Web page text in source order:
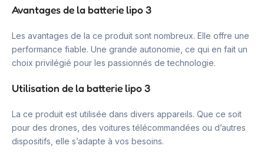
Avantages de la batterie lipo 3
Les avantages de la ce produit sont nombreux. Elle offre une
performance fiable. Une grande autonomie, ce qui en fait un
choix privilégié pour les passionnés de technologie.
Utilisation de la batterie lipo 3
La ce produit est utilisée dans divers appareils. Que ce soit
pour des drones, des voitures télécommandées ou d’autres
dispositifs, elle s’adapte à vos besoins.